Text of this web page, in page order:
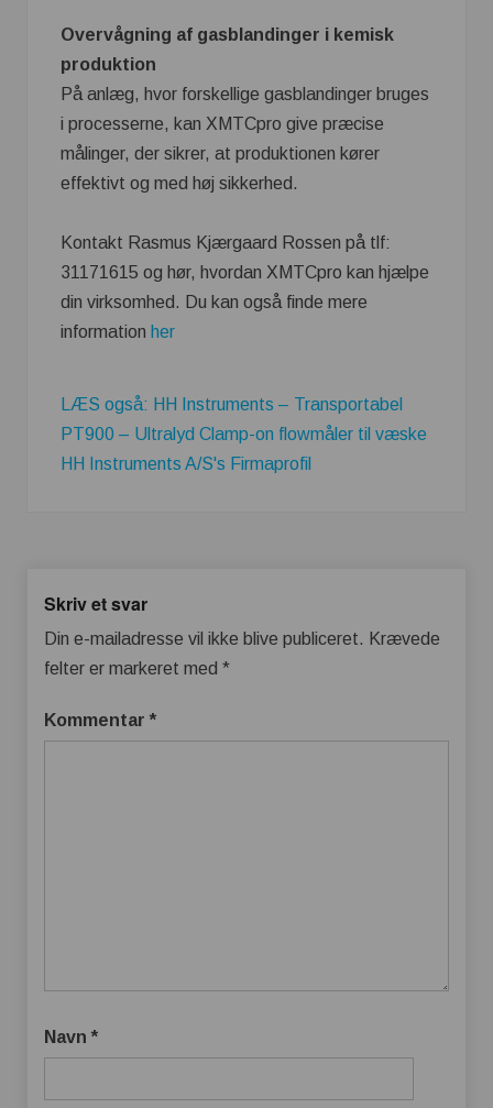
Overvågning af gasblandinger i kemisk
produktion
På anlæg, hvor forskellige gasblandinger bruges
i processerne, kan XMTCpro give præcise
målinger, der sikrer, at produktionen kører
effektivt og med høj sikkerhed​.
Kontakt Rasmus Kjærgaard Rossen på tlf:
31171615 og hør, hvordan XMTCpro kan hjælpe
din virksomhed. Du kan også finde mere
information her
LÆS også: HH Instruments – Transportabel
PT900 – Ultralyd Clamp-on flowmåler til væske
HH Instruments A/S's Firmaprofil
Skriv et svar
Din e-mailadresse vil ikke blive publiceret. Krævede
felter er markeret med *
Kommentar *
Navn *